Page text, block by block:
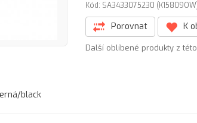
Kód: SA3433075230
Porovnat K
Další oblíbené produkty z
black